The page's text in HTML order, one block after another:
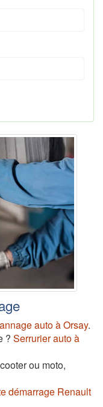
auto à Orsay.
? Serrurier auto à
ou moto,
démarrage Renault